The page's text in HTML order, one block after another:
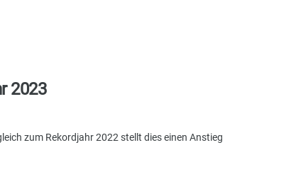
2023
zum Rekordjahr 2022 stellt dies einen Anstieg